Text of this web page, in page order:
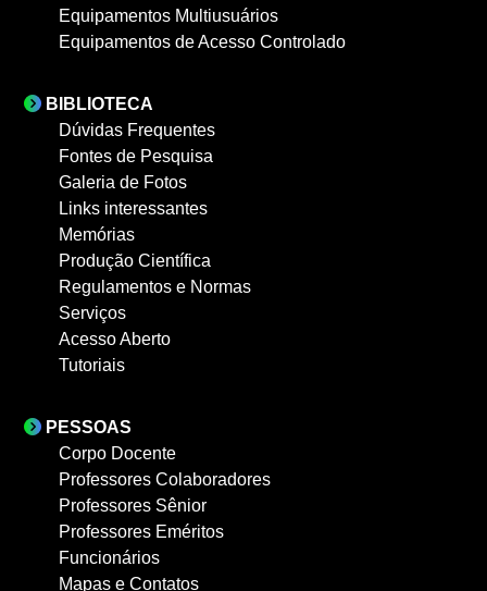
Equipamentos Multiusuários
Equipamentos de Acesso Controlado
BIBLIOTECA
Dúvidas Frequentes
Fontes de Pesquisa
Galeria de Fotos
Links interessantes
Memórias
Produção Científica
Regulamentos e Normas
Serviços
Acesso Aberto
Tutoriais
PESSOAS
Corpo Docente
Professores Colaboradores
Professores Sênior
Professores Eméritos
Funcionários
Mapas e Contatos